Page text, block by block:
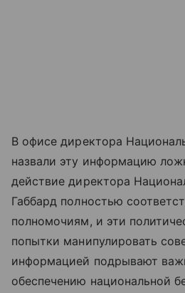
В офисе директора
назвали эту информацию
действие директора
Габбард полностью
полномочиям, и эти
попытки манипулировать
информацией подрывают
обеспечению национальной